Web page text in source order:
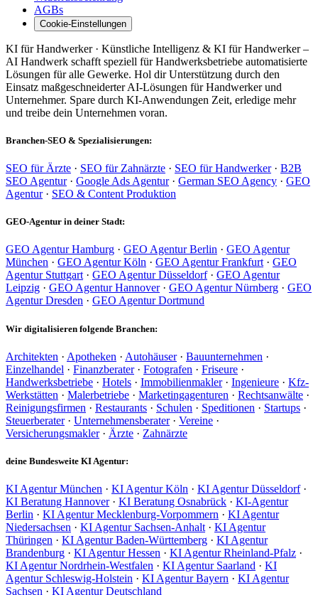
AGBs
Cookie-Einstellungen
KI für Handwerker · Künstliche Intelligenz & KI für Handwerker –
AI Handwerk schafft speziell für Handwerksbetriebe automatisierte
Lösungen für alle Gewerke. Hol dir Unterstützung durch den
Einsatz maßgeschneiderter AI-Lösungen für Handwerker und
Unternehmer. Spare durch KI-Anwendungen Zeit, erledige mehr
und treibe dein Unternehmen voran.
Branchen-SEO & Spezialisierungen:
SEO für Ärzte · SEO für Zahnärzte · SEO für Handwerker· B2B
SEO Agentur· Google Ads Agentur· German SEO Agency · GEO
Agentur· SEO & Content Produktion
GEO-Agentur in deiner Stadt:
GEO Agentur Hamburg · GEO Agentur Berlin · GEO Agentur
München · GEO Agentur Köln · GEO Agentur Frankfurt· GEO
Agentur Stuttgart· GEO Agentur Düsseldorf· GEO Agentur
Leipzig · GEO Agentur Hannover· GEO Agentur Nürnberg · GEO
Agentur Dresden · GEO Agentur Dortmund
Wir digitalisieren folgende Branchen:
Architekten · Apotheken · Autohäuser· Bauunternehmen ·
Einzelhandel · Finanzberater· Fotografen · Friseure ·
Handwerksbetriebe · Hotels · Immobilienmakler· Ingenieure · Kfz-
Werkstätten · Malerbetriebe · Marketingagenturen · Rechtsanwälte ·
Reinigungsfirmen · Restaurants · Schulen · Speditionen · Startups ·
Steuerberater· Unternehmensberater· Vereine ·
Versicherungsmakler· Ärzte · Zahnärzte
deine Bundesweite KI Agentur:
KI Agentur München · KI Agentur Köln · KI Agentur Düsseldorf·
KI Beratung Hannover· KI Beratung Osnabrück · KI-Agentur
Berlin · KI Agentur Mecklenburg-Vorpommern · KI Agentur
Niedersachsen · KI Agentur Sachsen-Anhalt · KI Agentur
Thüringen · KI Agentur Baden-Württemberg · KI Agentur
Brandenburg · KI Agentur Hessen · KI Agentur Rheinland-Pfalz ·
KI Agentur Nordrhein-Westfalen · KI Agentur Saarland · KI
Agentur Schleswig-Holstein · KI Agentur Bayern · KI Agentur
Sachsen · KI Agentur Deutschland